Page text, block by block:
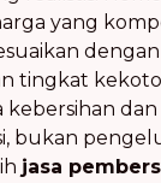
yang
tingkat
kebersihan
bukan
jasa